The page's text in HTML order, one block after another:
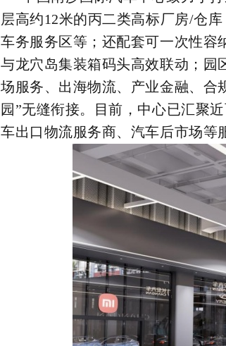
层高约12米的丙二类高标厂房/仓
车务服务区等；还配套可一次性容
与龙穴岛集装箱码头高效联动；园
场服务、出海物流、产业金融、合
园”无缝衔接。目前，中心已汇聚
车出口物流服务商、汽车后市场等